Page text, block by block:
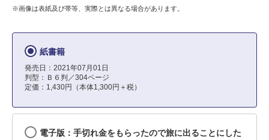
※画像は表紙及び帯等、実際とは異なる場合があります。
紙書籍
発売日：2021年07月01日
判型：Ｂ６判／304ページ
定価：1,430円（本体1,300円＋税）
電子版：手切れ金をもらったので旅に出ることにした